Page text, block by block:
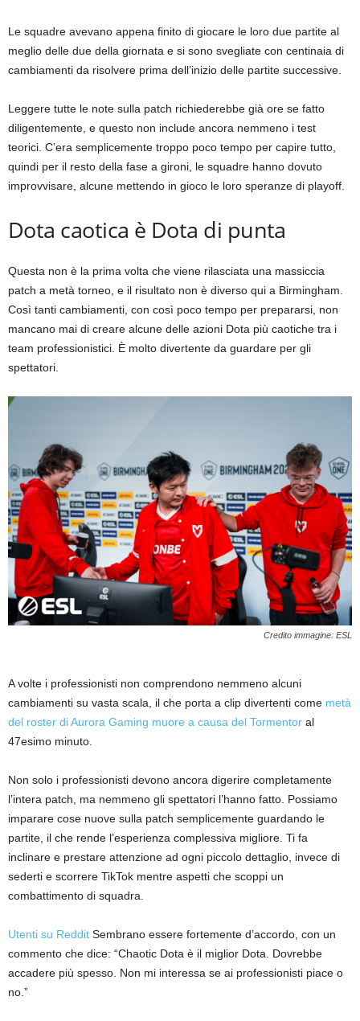
Le squadre avevano appena finito di giocare le loro due partite al
meglio delle due della giornata e si sono svegliate con centinaia di
cambiamenti da risolvere prima dell’inizio delle partite successive.
Leggere tutte le note sulla patch richiederebbe già ore se fatto
diligentemente, e questo non include ancora nemmeno i test
teorici. C’era semplicemente troppo poco tempo per capire tutto,
quindi per il resto della fase a gironi, le squadre hanno dovuto
improvvisare, alcune mettendo in gioco le loro speranze di playoff.
Dota caotica è Dota di punta
Questa non è la prima volta che viene rilasciata una massiccia
patch a metà torneo, e il risultato non è diverso qui a Birmingham.
Così tanti cambiamenti, con così poco tempo per prepararsi, non
mancano mai di creare alcune delle azioni Dota più caotiche tra i
team professionistici. È molto divertente da guardare per gli
spettatori.
Credito immagine: ESL
A volte i professionisti non comprendono nemmeno alcuni
cambiamenti su vasta scala, il che porta a clip divertenti come metà
del roster di Aurora Gaming muore a causa del Tormentor al
47esimo minuto.
Non solo i professionisti devono ancora digerire completamente
l’intera patch, ma nemmeno gli spettatori l’hanno fatto. Possiamo
imparare cose nuove sulla patch semplicemente guardando le
partite, il che rende l’esperienza complessiva migliore. Ti fa
inclinare e prestare attenzione ad ogni piccolo dettaglio, invece di
sederti e scorrere TikTok mentre aspetti che scoppi un
combattimento di squadra.
Utenti su Reddit Sembrano essere fortemente d’accordo, con un
commento che dice: “Chaotic Dota è il miglior Dota. Dovrebbe
accadere più spesso. Non mi interessa se ai professionisti piace o
no.”